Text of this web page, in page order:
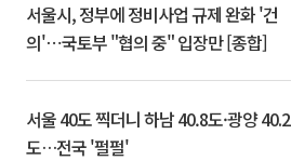
서울시, 정부에 정비사업 규제 완화 '건
의'⋯국토부 "협의 중" 입장만 [종합]
서울 40도 찍더니 하남 40.8도·광양 40.2
도…전국 '펄펄'